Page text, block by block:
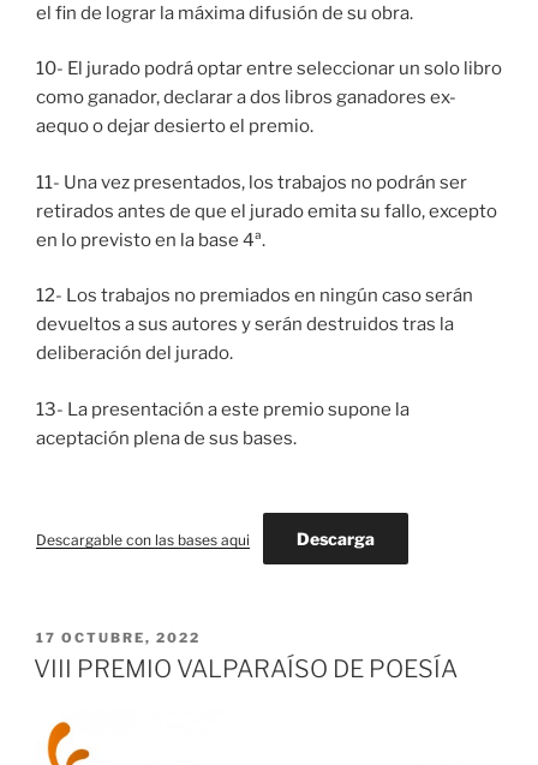
el fin de lograr la máxima difusión de su obra.
10- El jurado podrá optar entre seleccionar un solo libro
como ganador, declarar a dos libros ganadores ex-
aequo o dejar desierto el premio.
11- Una vez presentados, los trabajos no podrán ser
retirados antes de que el jurado emita su fallo, excepto
en lo previsto en la base 4ª.
12- Los trabajos no premiados en ningún caso serán
devueltos a sus autores y serán destruidos tras la
deliberación del jurado.
13- La presentación a este premio supone la
aceptación plena de sus bases.
Descargable con las bases aqui Descarga
PUBLICADO
EL
17 OCTUBRE, 2022
VIII PREMIO VALPARAÍSO DE POESÍA